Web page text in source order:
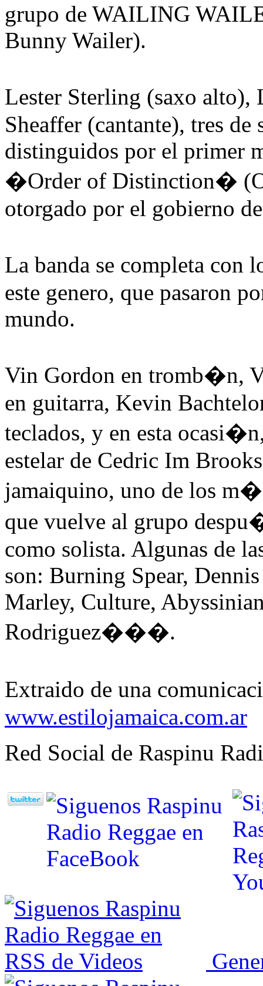
grupo de WAILING
Bunny Wailer).
Lester Sterling (saxo
Sheaffer (cantante), tres
distinguidos por el primer
�Order of Distinction�
otorgado por el gobierno
La banda se completa con
este genero, que pasaron
mundo.
Vin Gordon en tromb�n,
en guitarra, Kevin
teclados, y en esta
estelar de Cedric Im
jamaiquino, uno de los
que vuelve al grupo
como solista. Algunas de
son: Burning Spear,
Marley, Culture,
Rodriguez���.
Extraido de una
www.estilojamaica.com.ar
Red Social de Raspinu